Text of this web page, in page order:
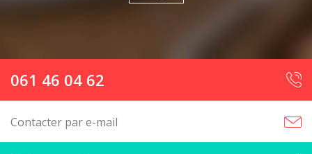
061 46 04 62
Contacter par e-mail